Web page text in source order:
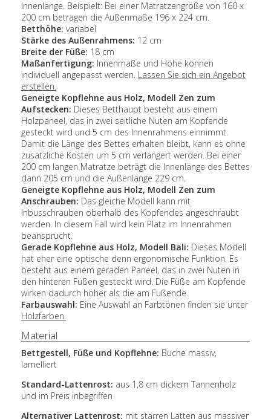
Innenlänge. Beispielt: Bei einer Matratzengröße von 160 x
200 cm betragen die Außenmaße 196 x 224 cm.
Betthöhe: variabel
Stärke des Außenrahmens: 12 cm
Breite der Füße: 18 cm
Maßanfertigung: Innenmaße und Höhe können
individuell angepasst werden. Lassen Sie sich ein Angebot
erstellen.
Geneigte Kopflehne aus Holz, Modell Zen zum
Aufstecken: Dieses Betthaupt besteht aus einem
Holzpaneel, das in zwei seitliche Nuten am Kopfende
gesteckt wird und 5 cm des Innenrahmens einnimmt.
Damit die Länge des Bettes erhalten bleibt, kann es ohne
zusätzliche Kosten um 5 cm verlängert werden. Bei einer
200 cm langen Matratze beträgt die Innenlänge des Bettes
dann 205 cm und die Außenlänge 229 cm.
Geneigte Kopflehne aus Holz, Modell Zen zum
Anschrauben: Das gleiche Modell kann mit
Inbusschrauben oberhalb des Kopfendes angeschraubt
werden. In diesem Fall wird kein Platz im Innenrahmen
beansprucht.
Gerade Kopflehne aus Holz, Modell Bali: Dieses Modell
hat eher eine optische denn ergonomische Funktion. Es
besteht aus einem geraden Paneel, das in zwei Nuten in
den hinteren Füßen gesteckt wird. Die Füße am Kopfende
wirken dadurch höher als die am Fußende.
Farbauswahl: Eine Auswahl an Farbtönen finden sie unter
Holzfarben.
Material
Bettgestell, Füße und Kopflehne: Buche massiv,
lamelliert
Standard-Lattenrost: aus 1,8 cm dickem Tannenholz
und im Preis inbegriffen
Alternativer Lattenrost: mit starren Latten aus massiver